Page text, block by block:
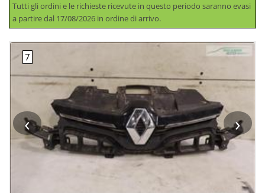
Tutti gli ordini e le richieste ricevute in questo periodo saranno evasi
a partire dal 17/08/2026 in ordine di arrivo.
‹ ›